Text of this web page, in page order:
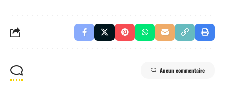
Aucun commentaire